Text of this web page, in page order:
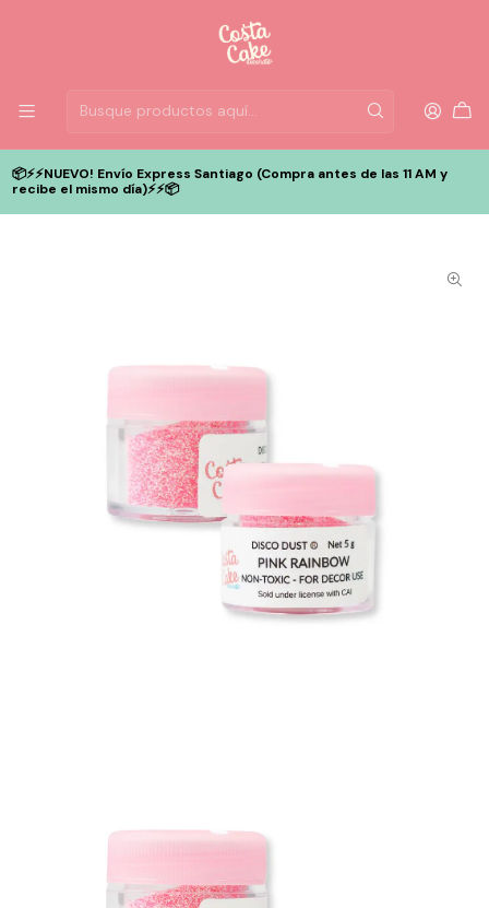
📦⚡️⚡️NUEVO! Envío Express Santiago (Compra antes de las 11 AM y
recibe el mismo día)⚡️⚡️📦